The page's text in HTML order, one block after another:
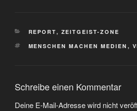
KATEGORIEN
REPORT, ZEITGEIST-ZONE
SCHLAGWÖRTER
MENSCHEN MACHEN MEDIEN ,
Schreibe einen Kommentar
Deine E-Mail-Adresse wird nicht